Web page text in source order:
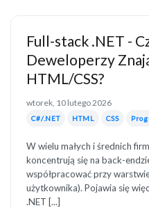
Full-stack .NET -
Deweloperzy
HTML/CSS?
wtorek, 10 lutego 2026
C#/.NET HTML CSS
W wielu małych i średnich
koncentrują się na back-
współpracować przy
użytkownika). Pojawia się
.NET [...]